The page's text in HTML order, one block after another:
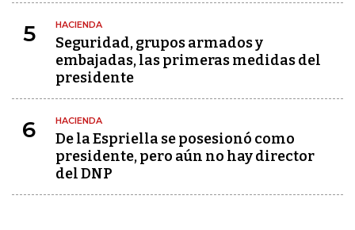
5 HACIENDA
Seguridad, grupos armados y
embajadas, las primeras medidas del
presidente
6 HACIENDA
De la Espriella se posesionó como
presidente, pero aún no hay director
del DNP